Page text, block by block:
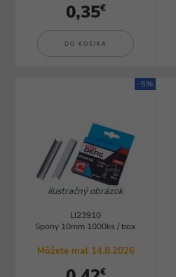
0,35€
DO KOŠÍKA
-5%
ilustračný obrázok
LI23910
Spony 10mm 1000ks / box
Môžete mať 14.8.2026
€